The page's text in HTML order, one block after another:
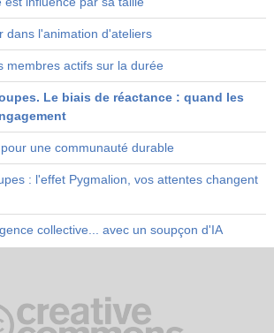
dans l'animation d'ateliers
membres actifs sur la durée
Le biais de réactance : quand les
une communauté durable
: l'effet Pygmalion, vos attentes changent
collective... avec un soupçon d'IA